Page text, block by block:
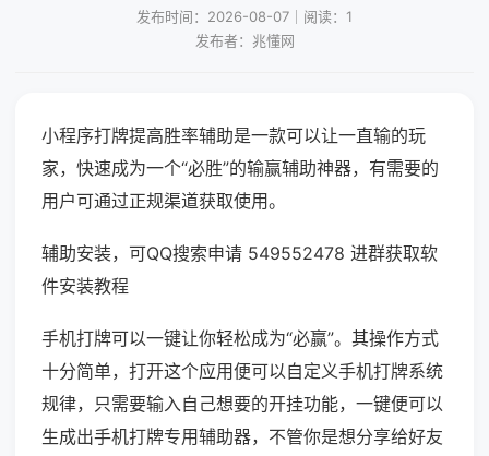
发布时间：2026-08-07｜阅读：1
发布者：兆懂网
小程序打牌提高胜率辅助是一款可以让一直输的玩
家，快速成为一个“必胜”的输赢辅助神器，有需要的
用户可通过正规渠道获取使用。
辅助安装，可QQ搜索申请 549552478 进群获取软
件安装教程
手机打牌可以一键让你轻松成为“必赢”。其操作方式
十分简单，打开这个应用便可以自定义手机打牌系统
规律，只需要输入自己想要的开挂功能，一键便可以
生成出手机打牌专用辅助器，不管你是想分享给好友